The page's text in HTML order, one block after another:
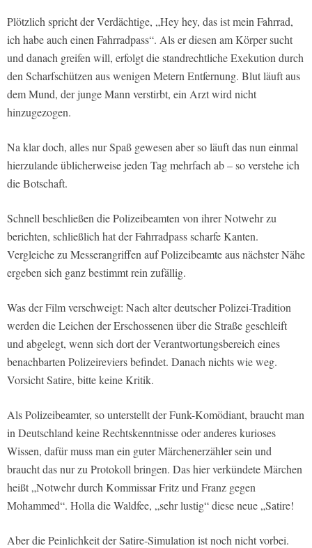
Plötzlich spricht der Verdächtige, „Hey hey, das ist mein Fahrrad,
ich habe auch einen Fahrradpass“. Als er diesen am Körper sucht
und danach greifen will, erfolgt die standrechtliche Exekution durch
den Scharfschützen aus wenigen Metern Entfernung. Blut läuft aus
dem Mund, der junge Mann verstirbt, ein Arzt wird nicht
hinzugezogen.
Na klar doch, alles nur Spaß gewesen aber so läuft das nun einmal
hierzulande üblicherweise jeden Tag mehrfach ab – so verstehe ich
die Botschaft.
Schnell beschließen die Polizeibeamten von ihrer Notwehr zu
berichten, schließlich hat der Fahrradpass scharfe Kanten.
Vergleiche zu Messerangriffen auf Polizeibeamte aus nächster Nähe
ergeben sich ganz bestimmt rein zufällig.
Was der Film verschweigt: Nach alter deutscher Polizei-Tradition
werden die Leichen der Erschossenen über die Straße geschleift
und abgelegt, wenn sich dort der Verantwortungsbereich eines
benachbarten Polizeireviers befindet. Danach nichts wie weg.
Vorsicht Satire, bitte keine Kritik.
Als Polizeibeamter, so unterstellt der Funk-Komödiant, braucht man
in Deutschland keine Rechtskenntnisse oder anderes kurioses
Wissen, dafür muss man ein guter Märchenerzähler sein und
braucht das nur zu Protokoll bringen. Das hier verkündete Märchen
heißt „Notwehr durch Kommissar Fritz und Franz gegen
Mohammed“. Holla die Waldfee, „sehr lustig“ diese neue „Satire!
Aber die Peinlichkeit der Satire-Simulation ist noch nicht vorbei.